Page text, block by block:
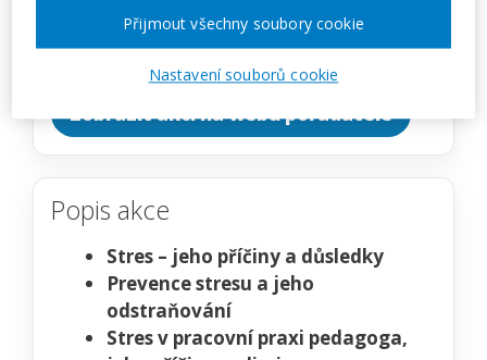
1950 Kč
Zobrazit akci na webu pořadatele
Popis akce
Stres – jeho příčiny a důsledky
Prevence stresu a jeho
odstraňování
Stres v pracovní praxi pedagoga,
Nastavení souborů cookie
Přijmout všechny soubory cookie